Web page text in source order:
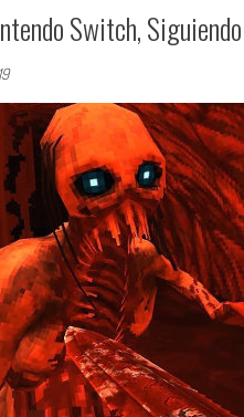
Switch, Siguiendo